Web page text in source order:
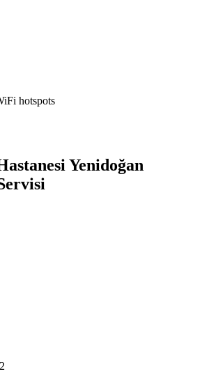
hotspots
Yenidoğan